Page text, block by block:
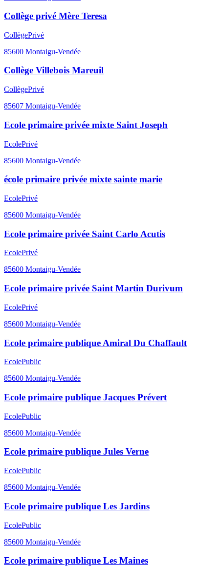
Collège privé Mère Teresa
CollègePrivé
85600 Montaigu-Vendée
Collège Villebois Mareuil
CollègePrivé
85607 Montaigu-Vendée
Ecole primaire privée mixte Saint Joseph
EcolePrivé
85600 Montaigu-Vendée
école primaire privée mixte sainte marie
EcolePrivé
85600 Montaigu-Vendée
Ecole primaire privée Saint Carlo Acutis
EcolePrivé
85600 Montaigu-Vendée
Ecole primaire privée Saint Martin Durivum
EcolePrivé
85600 Montaigu-Vendée
Ecole primaire publique Amiral Du Chaffault
EcolePublic
85600 Montaigu-Vendée
Ecole primaire publique Jacques Prévert
EcolePublic
85600 Montaigu-Vendée
Ecole primaire publique Jules Verne
EcolePublic
85600 Montaigu-Vendée
Ecole primaire publique Les Jardins
EcolePublic
85600 Montaigu-Vendée
Ecole primaire publique Les Maines